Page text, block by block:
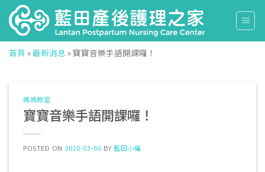
Skip
to
content
首頁 »最新消息 »寶寶音樂手語開課囉！
媽媽教室
寶寶音樂手語開課囉！
POSTED ON 2020-03-06 BY藍田小編